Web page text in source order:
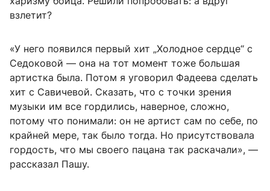
взлетит?
«У него появился первый хит „Холодное сердце“ с
Седоковой — она на тот момент тоже большая
артистка была. Потом я уговорил Фадеева сделать
хит с Савичевой. Сказать, что с точки зрения
музыки им все гордились, наверное, сложно,
потому что понимали: он не артист сам по себе, по
крайней мере, так было тогда. Но присутствовала
гордость, что мы своего пацана так раскачали», —
рассказал Пашу.